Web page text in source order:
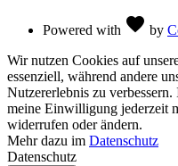
Powered with favorite by
Wir nutzen Cookies auf
essenziell, während andere
Nutzererlebnis zu
meine Einwilligung jederzeit
widerrufen oder ändern.
Mehr dazu im Datenschutz
Datenschutz